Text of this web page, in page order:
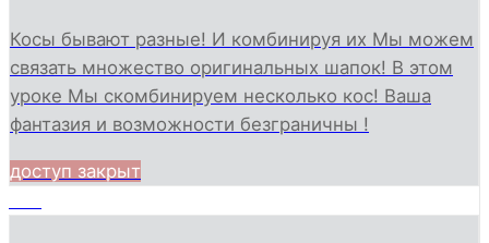
Косы бывают разные! И комбинируя их Мы можем
связать множество оригинальных шапок! В этом
уроке Мы скомбинируем несколько кос! Ваша
фантазия и возможности безграничны !
доступ закрыт